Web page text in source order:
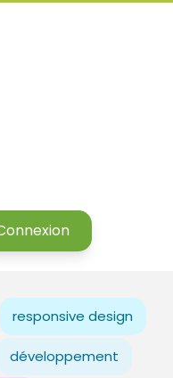
responsive design
développement